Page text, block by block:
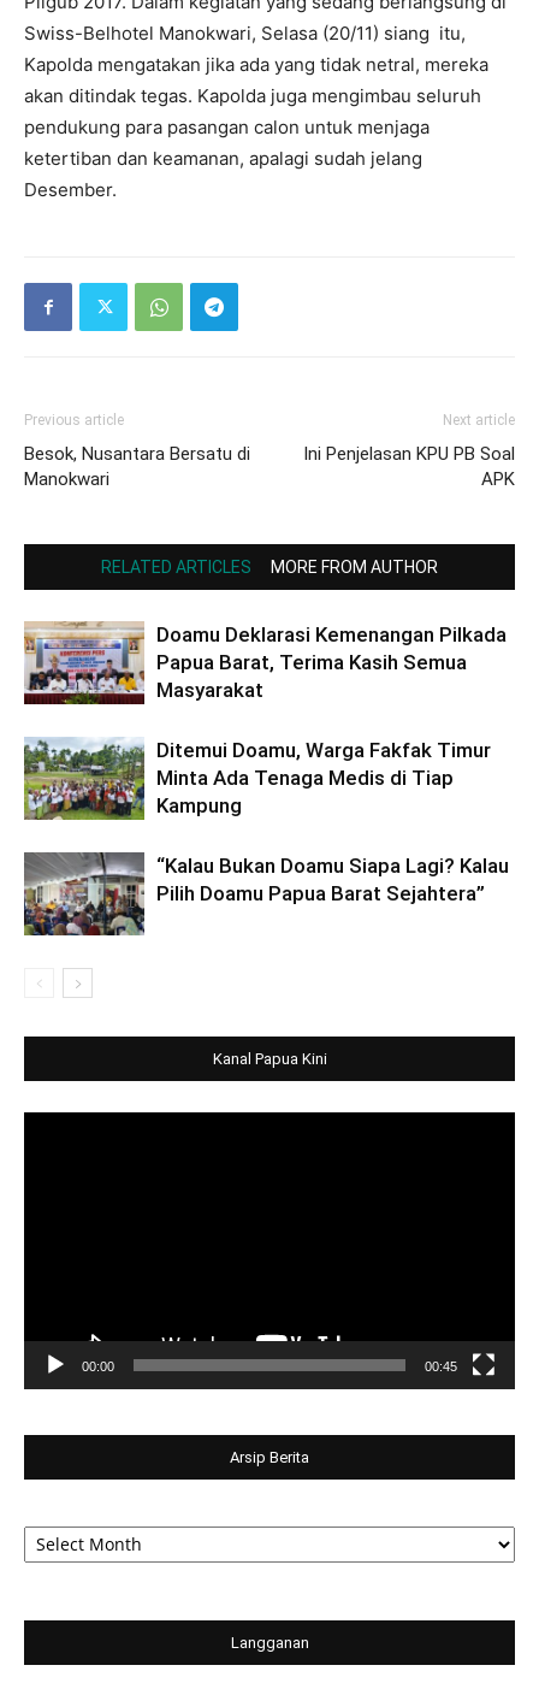
Swiss-Belhotel Manokwari, Selasa (20/11) siang itu,
Kapolda mengatakan jika ada yang tidak netral, mereka
akan ditindak tegas. Kapolda juga mengimbau seluruh
pendukung para pasangan calon untuk menjaga
ketertiban dan keamanan, apalagi sudah jelang
Desember.
Previous article
Besok, Nusantara Bersatu di
Manokwari
Next article
Ini Penjelasan KPU PB Soal
APK
RELATED ARTICLES MORE FROM AUTHOR
Doamu Deklarasi Kemenangan Pilkada
Papua Barat, Terima Kasih Semua
Masyarakat
Ditemui Doamu, Warga Fakfak Timur
Minta Ada Tenaga Medis di Tiap
Kampung
“Kalau Bukan Doamu Siapa Lagi? Kalau
Pilih Doamu Papua Barat Sejahtera”
Kanal Papua Kini
00:00 00:45
Arsip Berita
Arsip
Berita
Langganan